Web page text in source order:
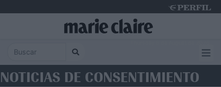
NOTICIAS DE CONSENTIMIENTO